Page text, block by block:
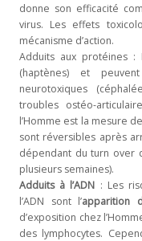
donne son efficacité
virus. Les effets
mécanisme d’action.
Adduits aux protéines :
(haptènes) et
neurotoxiques
troubles ostéo-
l’Homme est la mesure
sont réversibles après
dépendant du turn over
plusieurs semaines).
Adduits à l’ADN : Les
l’ADN sont l’apparition
d’exposition chez
des lymphocytes.